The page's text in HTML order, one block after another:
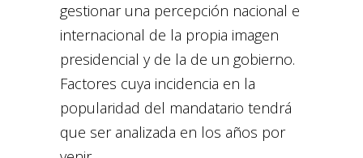
gestionar una percepción nacional e
internacional de la propia imagen
presidencial y de la de un gobierno.
Factores cuya incidencia en la
popularidad del mandatario tendrá
que ser analizada en los años por